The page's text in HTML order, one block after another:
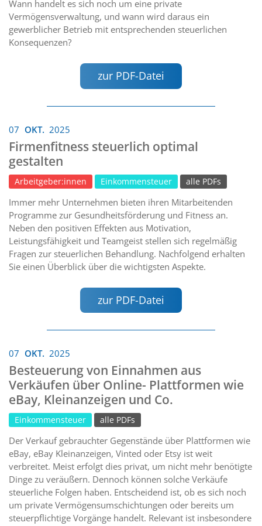
Wann handelt es sich noch um eine private
Vermögensverwaltung, und wann wird daraus ein
gewerblicher Betrieb mit entsprechenden steuerlichen
Konsequenzen?
zur PDF-Datei
07 OKT. 2025
Firmenfitness steuerlich optimal
gestalten
Arbeitgeber:innen Einkommensteuer alle PDFs
Immer mehr Unternehmen bieten ihren Mitarbeitenden
Programme zur Gesundheitsförderung und Fitness an.
Neben den positiven Effekten aus Motivation,
Leistungsfähigkeit und Teamgeist stellen sich regelmäßig
Fragen zur steuerlichen Behandlung. Nachfolgend erhalten
Sie einen Überblick über die wichtigsten Aspekte.
zur PDF-Datei
07 OKT. 2025
Besteuerung von Einnahmen aus
Verkäufen über Online- Plattformen wie
eBay, Kleinanzeigen und Co.
Einkommensteuer alle PDFs
Der Verkauf gebrauchter Gegenstände über Plattformen wie
eBay, eBay Kleinanzeigen, Vinted oder Etsy ist weit
verbreitet. Meist erfolgt dies privat, um nicht mehr benötigte
Dinge zu veräußern. Dennoch können solche Verkäufe
steuerliche Folgen haben. Entscheidend ist, ob es sich noch
um private Vermögensumschichtungen oder bereits um
steuerpflichtige Vorgänge handelt. Relevant ist insbesondere